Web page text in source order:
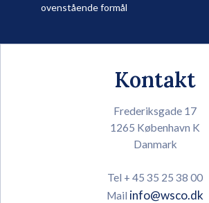
ovenstående formål
Kontakt
Frederiksgade 17
1265 København K
Danmark
Tel + 45 35 25 38 00
Mail info@wsco.dk